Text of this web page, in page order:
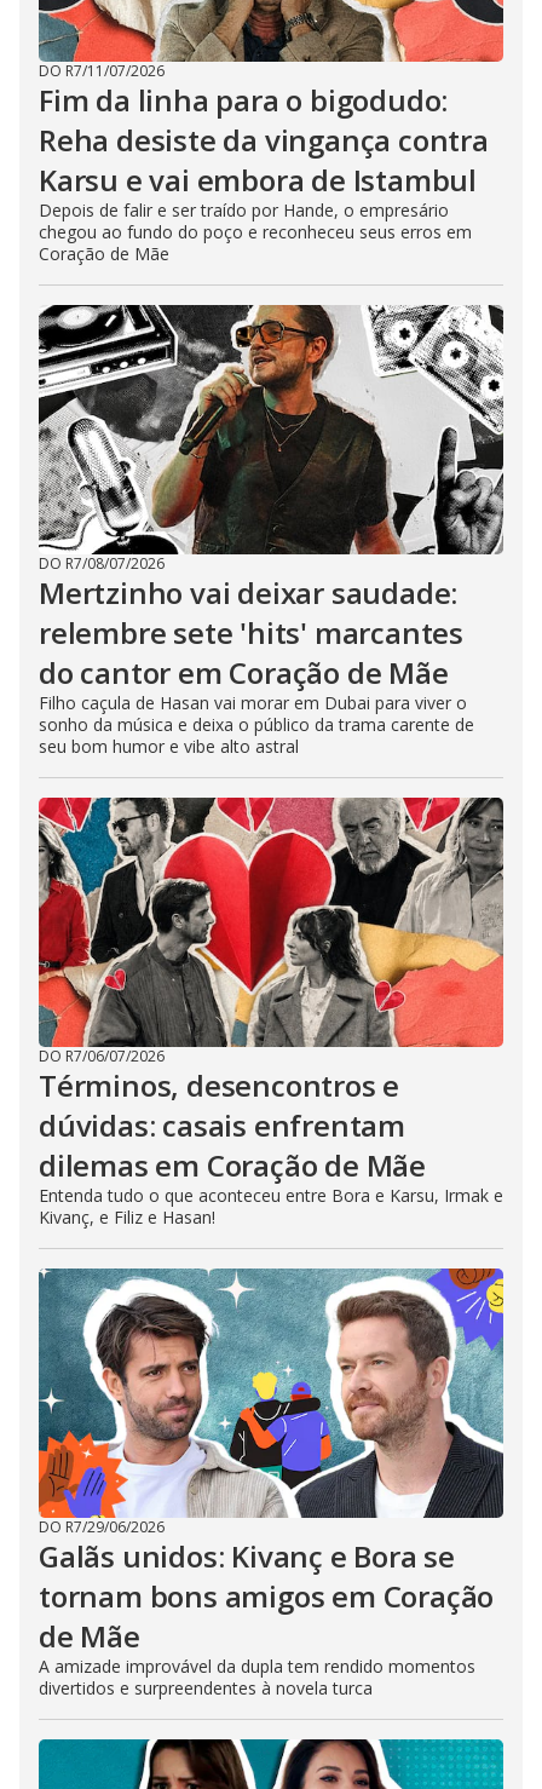
DO R7/11/07/2026
Fim da linha para o bigodudo:
Reha desiste da vingança contra
Karsu e vai embora de Istambul
Depois de falir e ser traído por Hande, o empresário
chegou ao fundo do poço e reconheceu seus erros em
Coração de Mãe
DO R7/08/07/2026
Mertzinho vai deixar saudade:
relembre sete 'hits' marcantes
do cantor em Coração de Mãe
Filho caçula de Hasan vai morar em Dubai para viver o
sonho da música e deixa o público da trama carente de
seu bom humor e vibe alto astral
DO R7/06/07/2026
Términos, desencontros e
dúvidas: casais enfrentam
dilemas em Coração de Mãe
Entenda tudo o que aconteceu entre Bora e Karsu, Irmak e
Kivanç, e Filiz e Hasan!
DO R7/29/06/2026
Galãs unidos: Kivanç e Bora se
tornam bons amigos em Coração
de Mãe
A amizade improvável da dupla tem rendido momentos
divertidos e surpreendentes à novela turca